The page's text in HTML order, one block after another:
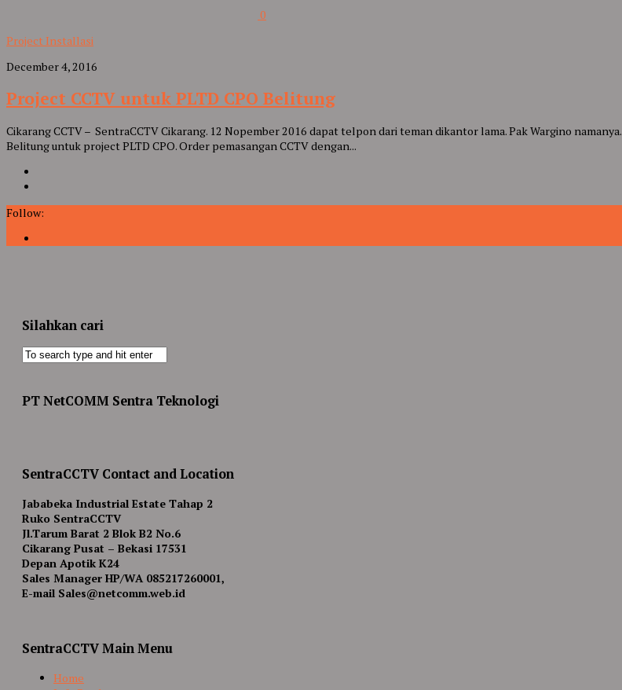
0
Project Installasi
December 4, 2016
Project CCTV untuk PLTD CPO Belitung
Cikarang CCTV – SentraCCTV Cikarang. 12 Nopember 2016 dapat telpon dari teman dikantor lama. Pak Wargino
Belitung untuk project PLTD CPO. Order pemasangan CCTV dengan...
Follow:
Silahkan cari
PT NetCOMM Sentra Teknologi
SentraCCTV Contact and Location
Jababeka Industrial Estate Tahap 2
Ruko SentraCCTV
Jl.Tarum Barat 2 Blok B2 No.6
Cikarang Pusat – Bekasi 17531
Depan Apotik K24
Sales Manager HP/WA 085217260001,
E-mail Sales@netcomm.web.id
SentraCCTV Main Menu
Home